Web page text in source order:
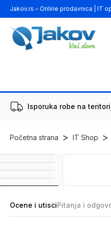
Jakov.rs – Online prodavnica | IT
Isporuka robe na
Početna strana > IT Shop >
Ocene i utisciPitanja i